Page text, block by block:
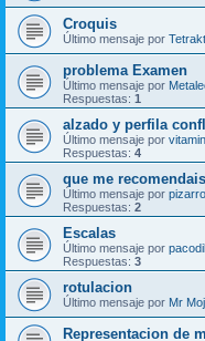
Croquis
Último mensaje por
problema Examen
Último mensaje por
Respuestas: 1
alzado y perfila
Último mensaje por
Respuestas: 4
que me
Último mensaje por pizarro
Respuestas: 2
Escalas
Último mensaje por
Respuestas: 3
rotulacion
Último mensaje por Mr
Representacion de